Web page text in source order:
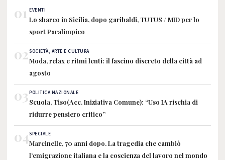
01 EVENTI
Lo sbarco in Sicilia, dopo garibaldi, TUTUS / MID per lo
sport Paralimpico
02SOCIETÀ, ARTE E CULTURA
Moda, relax e ritmi lenti: il fascino discreto della città ad
agosto
03POLITICA NAZIONALE
Scuola, Tiso(Acc. Iniziativa Comune): “Uso IA rischia di
ridurre pensiero critico”
04SPECIALE
Marcinelle, 70 anni dopo. La tragedia che cambiò
l’emigrazione italiana e la coscienza del lavoro nel mondo